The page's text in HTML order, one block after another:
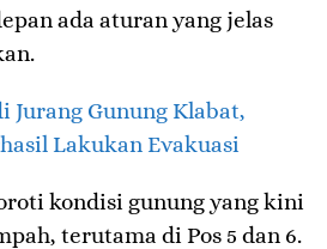
ada aturan yang jelas
Jurang Gunung Klabat,
Lakukan Evakuasi
kondisi gunung yang kini
terutama di Pos 5 dan 6.